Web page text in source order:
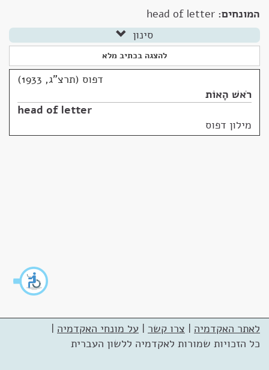
המונחים: head of letter
סינון
להצגה בכתיב מלא
דפוס (תרצ"ג, 1933)
רֹאשׁ הָאוֹת
head of letter
מילון דפוס
לאתר האקדמיה | צרו קשר | על מונחי האקדמיה |
כל הזכויות שמורות לאקדמיה ללשון העברית